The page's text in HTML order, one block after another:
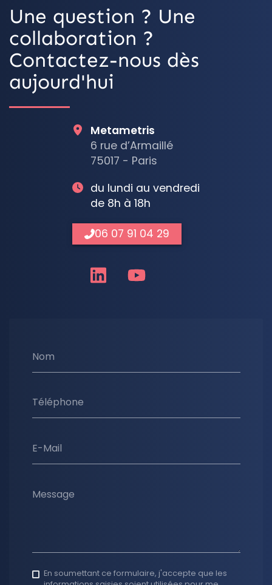
Une question ? Une
collaboration ?
Contactez-nous dès
aujourd'hui
Nom
Téléphone
E-Mail
Message
En soumettant ce formulaire, j'accepte que les
Metametris
6 rue d’Armaillé
75017 - Paris
du lundi au vendredi
de 8h à 18h
06 07 91 04 29